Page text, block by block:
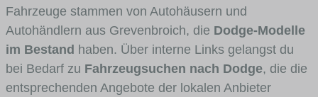
Fahrzeuge stammen von Autohäusern und
Autohändlern aus Grevenbroich, die Dodge-Modelle
im Bestand haben. Über interne Links gelangst du
bei Bedarf zu Fahrzeugsuchen nach Dodge, die die
entsprechenden Angebote der lokalen Anbieter